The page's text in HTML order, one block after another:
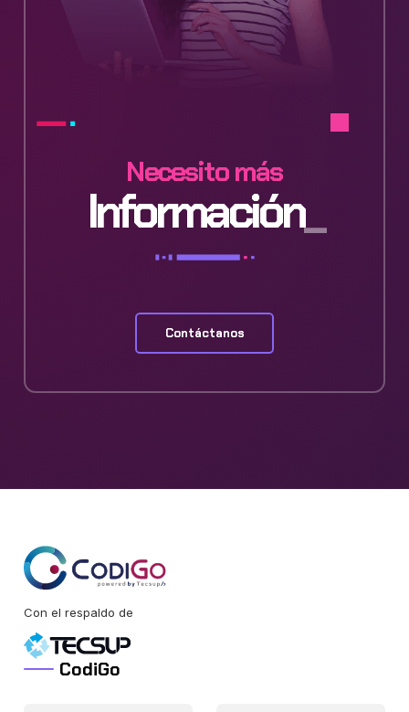
Necesito más
Información
Contáctanos
Con el respaldo de
CodiGo